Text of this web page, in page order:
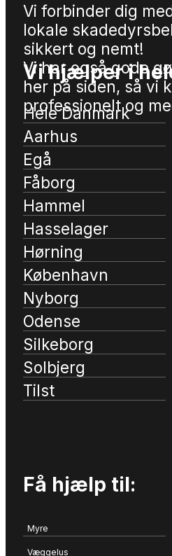
Vi forbinder dig
lokale
sikkert og nemt!
Vi har også gode
her på siden, så vi
professionelt og
Vi hjælper i
Hele Danmark
Aarhus
Egå
Fåborg
Hammel
Hasselager
Hørning
København
Nyborg
Odense
Silkeborg
Solbjerg
Tilst
Få hjælp til:
Myre
Væggelus